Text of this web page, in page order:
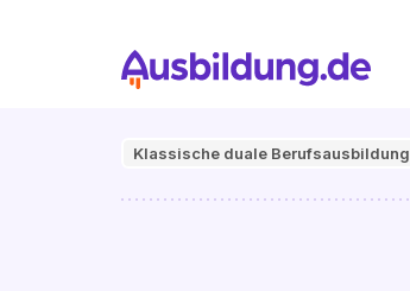
Klassische duale Berufsausbildung